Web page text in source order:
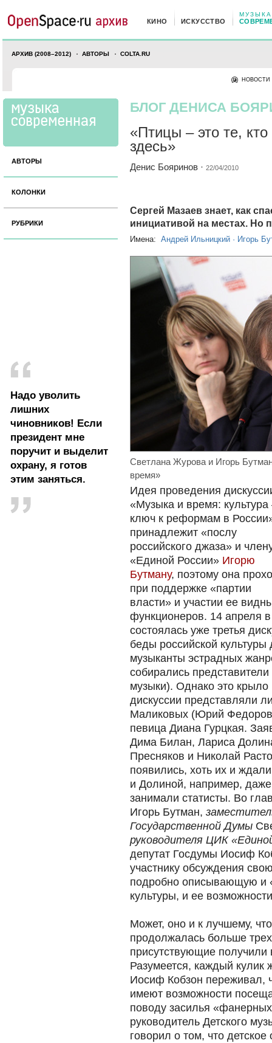
КИНО ИСКУССТВО
МУЗЫКА
АРХИВ (2008–2012) АВТОРЫ COLTA.RU
НОВОСТИ
АВТОРЫ
КОЛОНКИ
РУБРИКИ
Надо уволить
лишних
чиновников! Если
президент мне
поручит и выделит
охрану, я готов
этим заняться.
БЛОГ ДЕНИСА
«Птицы – это те,
здесь»
Денис Бояринов · 22/04/2010
Сергей Мазаев знает, как
инициативой на местах. Но
Имена: Андрей Ильницкий · Игорь
Светлана Журова и Игорь
время»
Идея проведения
«Музыка и время: культура
ключ к реформам в
принадлежит «послу
российского джаза» и
«Единой России» Игорю
Бутману, поэтому она
при поддержке «партии
власти» и участии ее
функционеров. 14 апреля
состоялась уже третья
беды российской
музыканты эстрадных
собирались
музыки). Однако это крыло
дискуссии представляли
Маликовых (Юрий
певица Диана Гурцкая.
Дима Билан, Лариса
Пресняков и Николай
появились, хоть их и
и Долиной, например,
занимали статисты. Во
Игорь Бутман,
Государственной Думы
руководителя ЦИК
депутат Госдумы Иосиф
участнику обсуждения
подробно описывающую и
культуры, и ее
Может, оно и к лучшему,
продолжалась больше
присутствующие получили
Разумеется, каждый кулик
Иосиф Кобзон переживал,
имеют возможности
поводу засилья
руководитель Детского
говорил о том, что